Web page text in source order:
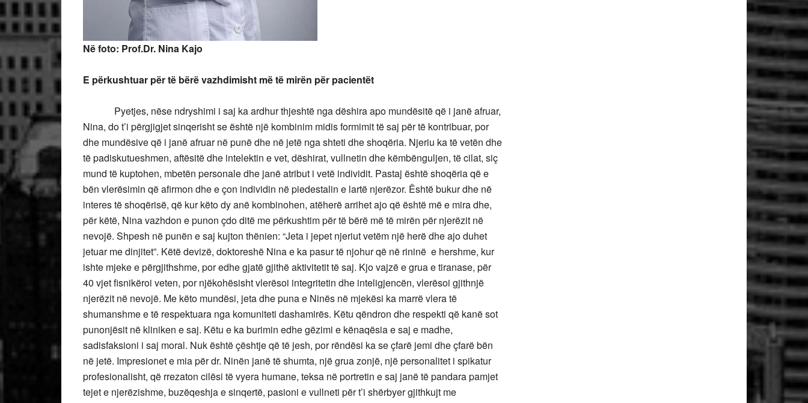
Në foto: Prof.Dr. Nina Kajo
E përkushtuar për të bërë vazhdimisht më të mirën për pacientët
Pyetjes, nëse ndryshimi i saj ka ardhur thjeshtë nga dëshira apo mundësitë që i janë afruar,
Nina, do t’i përgjigjet sinqerisht se është një kombinim midis formimit të saj për të kontribuar, por
dhe mundësive që i janë afruar në punë dhe në jetë nga shteti dhe shoqëria. Njeriu ka të vetën dhe
të padiskutueshmen, aftësitë dhe intelektin e vet, dëshirat, vullnetin dhe këmbënguljen, të cilat, siç
mund të kuptohen, mbetën personale dhe janë atribut i vetë individit. Pastaj është shoqëria që e
bën vlerësimin që afirmon dhe e çon individin në piedestalin e lartë njerëzor. Është bukur dhe në
interes të shoqërisë, që kur këto dy anë kombinohen, atëherë arrihet ajo që është më e mira dhe,
për këtë, Nina vazhdon e punon çdo ditë me përkushtim për të bërë më të mirën për njerëzit në
nevojë. Shpesh në punën e saj kujton thënien: “Jeta i jepet njeriut vetëm një herë dhe ajo duhet
jetuar me dinjitet”. Këtë devizë, doktoreshë Nina e ka pasur të njohur që në rininë e hershme, kur
ishte mjeke e përgjithshme, por edhe gjatë gjithë aktivitetit të saj. Kjo vajzë e grua e tiranase, për
40 vjet fisnikëroi veten, por njëkohësisht vlerësoi integritetin dhe inteligjencën, vlerësoi gjithnjë
njerëzit në nevojë. Me këto mundësi, jeta dhe puna e Ninës në mjekësi ka marrë vlera të
shumanshme e të respektuara nga komuniteti dashamirës. Këtu qëndron dhe respekti që kanë sot
punonjësit në kliniken e saj. Këtu e ka burimin edhe gëzimi e kënaqësia e saj e madhe,
sadisfaksioni i saj moral. Nuk është çështje që të jesh, por rëndësi ka se çfarë jemi dhe çfarë bën
në jetë. Impresionet e mia për dr. Ninën janë të shumta, një grua zonjë, një personalitet i spikatur
profesionalisht, që rrezaton cilësi të vyera humane, teksa në portretin e saj janë të pandara pamjet
tejet e njerëzishme, buzëqeshja e sinqertë, pasioni e vullneti për t’i shërbyer gjithkujt me